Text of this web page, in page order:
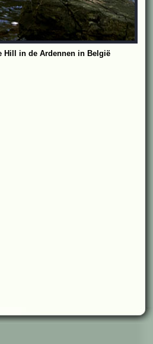
Hill in de Ardennen in België